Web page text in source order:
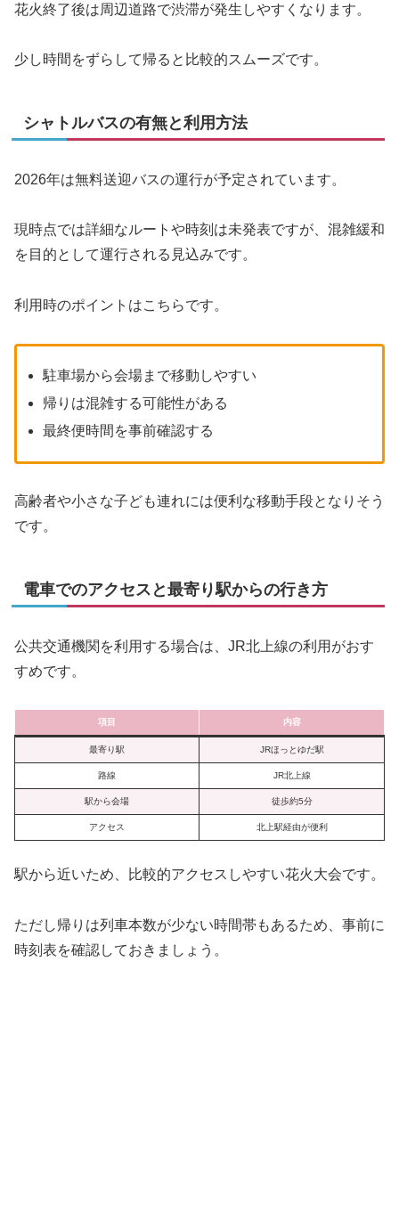
花火終了後は周辺道路で渋滞が発生しやすくなります。
少し時間をずらして帰ると比較的スムーズです。
シャトルバスの有無と利用方法
2026年は無料送迎バスの運行が予定されています。
現時点では詳細なルートや時刻は未発表ですが、混雑緩和
を目的として運行される見込みです。
利用時のポイントはこちらです。
駐車場から会場まで移動しやすい
帰りは混雑する可能性がある
最終便時間を事前確認する
高齢者や小さな子ども連れには便利な移動手段となりそう
です。
電車でのアクセスと最寄り駅からの行き方
公共交通機関を利用する場合は、JR北上線の利用がおす
すめです。
項目 内容
最寄り駅 JRほっとゆだ駅
路線 JR北上線
駅から会場 徒歩約5分
アクセス 北上駅経由が便利
駅から近いため、比較的アクセスしやすい花火大会です。
ただし帰りは列車本数が少ない時間帯もあるため、事前に
時刻表を確認しておきましょう。